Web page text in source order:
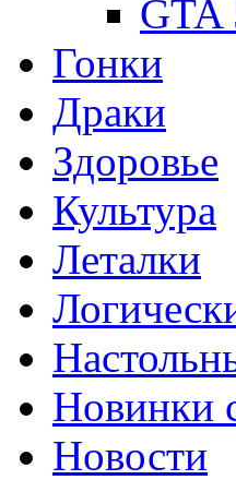
GTA
Гонки
Драки
Здоровье
Культура
Леталки
Новинки
Новости